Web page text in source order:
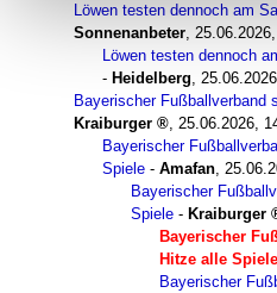
Löwen testen dennoch am
Sonnenanbeter,
Löwen testen dennoch
- Heidelberg,
Bayerischer Fußballverband
Kraiburger
, 25.06.2026,
Bayerischer
Spiele - Amafan,
Bayerischer
Spiele - Kraiburger
Bayerischer
Hitze alle Spiele
Bayerischer